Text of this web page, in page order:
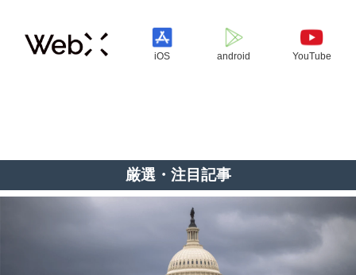
iOS android YouTube
厳選・注目記事